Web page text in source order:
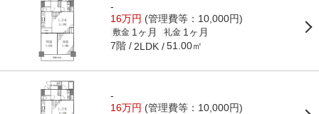
-
16万円 (管理費等：10,000円)
敷金 1ヶ月 礼金 1ヶ月
7階 2LDK 51.00㎡
-
16万円 (管理費等：10,000円)